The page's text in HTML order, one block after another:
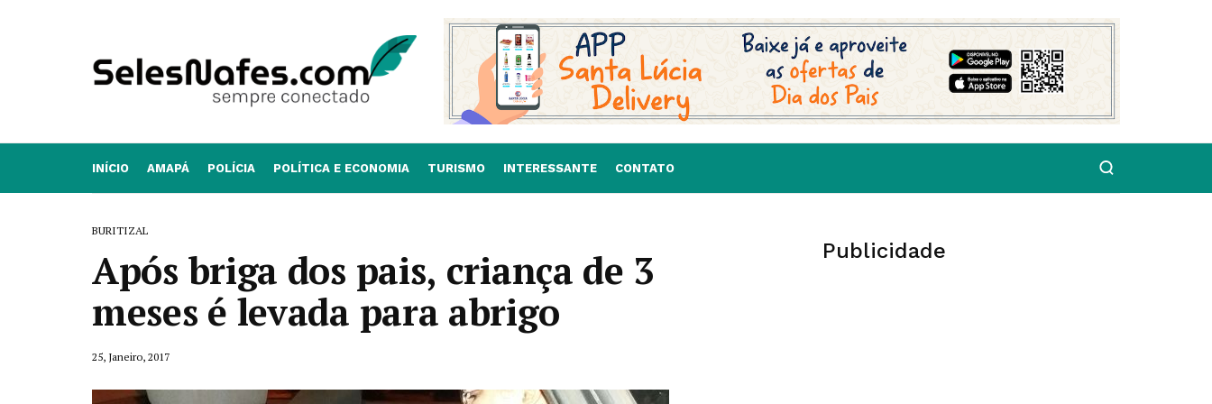
INÍCIO AMAPÁ POLÍCIA POLÍTICA E ECONOMIA TURISMO INTERESSANTE CONTATO
BURITIZAL
Após briga dos pais, criança de 3
meses é levada para abrigo
25, Janeiro, 2017
Publicidade